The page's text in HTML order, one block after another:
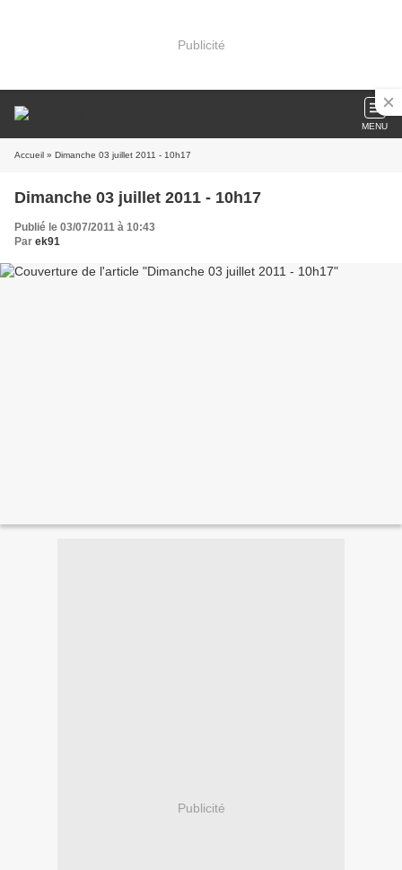
Publicité
MENU
Accueil » Dimanche 03 juillet 2011 - 10h17
Dimanche 03 juillet 2011 - 10h17
Publié le 03/07/2011 à 10:43
Par ek91
Publicité